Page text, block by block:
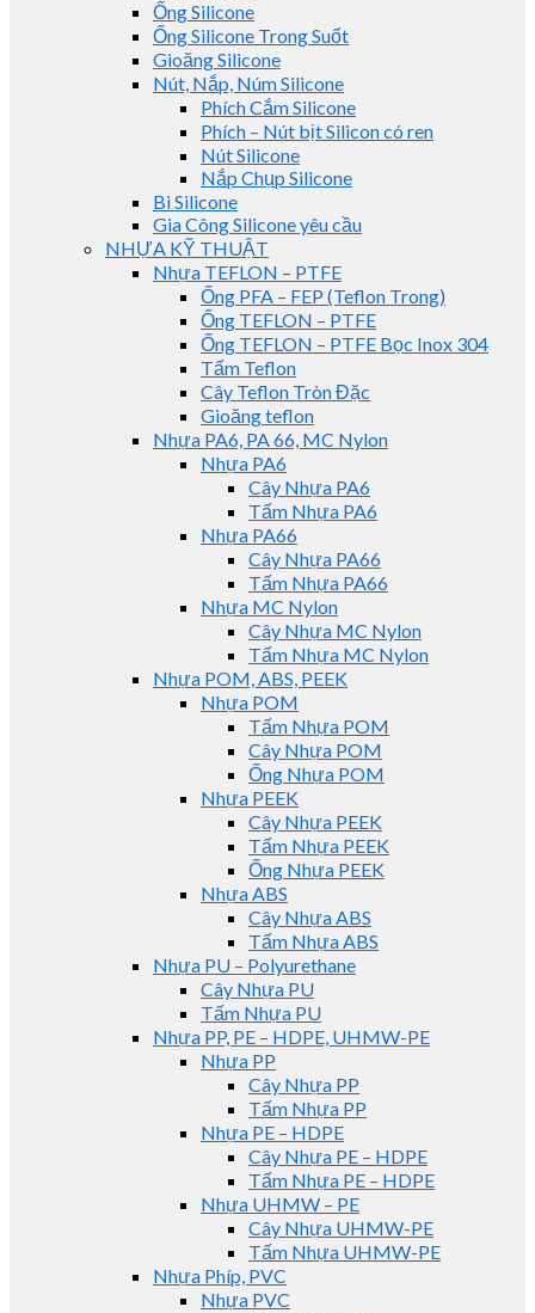
Ống Silicone
Ống Silicone Trong Suốt
Gioăng Silicone
Nút, Nắp, Núm Silicone
Phích Cắm Silicone
Phích – Nút bịt Silicon có ren
Nút Silicone
Nắp Chụp Silicone
Bi Silicone
Gia Công Silicone yêu cầu
NHỰA KỸ THUẬT
Nhựa TEFLON – PTFE
Ống PFA – FEP (Teflon Trong)
Ống TEFLON – PTFE
Ống TEFLON – PTFE Bọc Inox 304
Tấm Teflon
Cây Teflon Tròn Đặc
Gioăng teflon
Nhựa PA6, PA 66, MC Nylon
Nhựa PA6
Cây Nhựa PA6
Tấm Nhựa PA6
Nhựa PA66
Cây Nhựa PA66
Tấm Nhựa PA66
Nhựa MC Nylon
Cây Nhựa MC Nylon
Tấm Nhựa MC Nylon
Nhựa POM, ABS, PEEK
Nhựa POM
Tấm Nhựa POM
Cây Nhựa POM
Ống Nhựa POM
Nhựa PEEK
Cây Nhựa PEEK
Tấm Nhựa PEEK
Ống Nhựa PEEK
Nhựa ABS
Cây Nhựa ABS
Tấm Nhựa ABS
Nhựa PU – Polyurethane
Cây Nhựa PU
Tấm Nhựa PU
Nhựa PP, PE – HDPE, UHMW-PE
Nhựa PP
Cây Nhựa PP
Tấm Nhựa PP
Nhựa PE – HDPE
Cây Nhựa PE – HDPE
Tấm Nhựa PE – HDPE
Nhựa UHMW – PE
Cây Nhựa UHMW-PE
Tấm Nhựa UHMW-PE
Nhựa Phíp, PVC
Nhựa PVC